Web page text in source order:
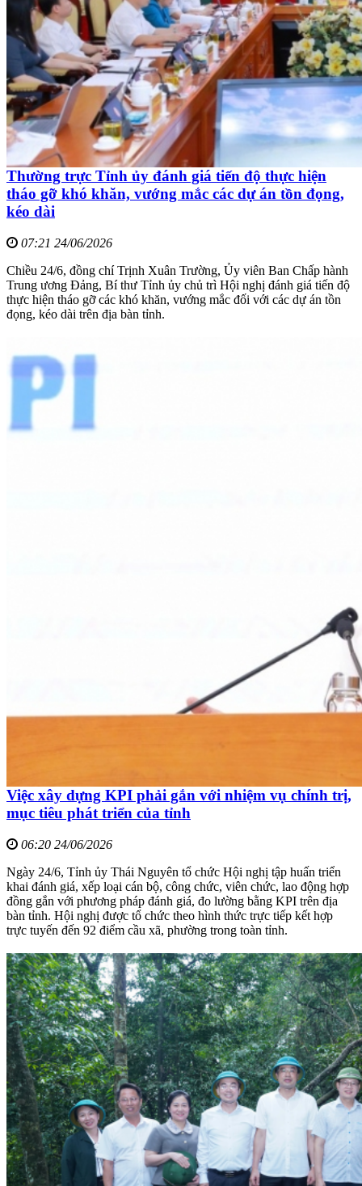
Thường trực Tỉnh ủy đánh giá tiến độ thực hiện
tháo gỡ khó khăn, vướng mắc các dự án tồn đọng,
kéo dài
07:21 24/06/2026
Chiều 24/6, đồng chí Trịnh Xuân Trường, Ủy viên Ban Chấp hành
Trung ương Đảng, Bí thư Tỉnh ủy chủ trì Hội nghị đánh giá tiến độ
thực hiện tháo gỡ các khó khăn, vướng mắc đối với các dự án tồn
đọng, kéo dài trên địa bàn tỉnh.
Việc xây dựng KPI phải gắn với nhiệm vụ chính trị,
mục tiêu phát triển của tỉnh
06:20 24/06/2026
Ngày 24/6, Tỉnh ủy Thái Nguyên tổ chức Hội nghị tập huấn triển
khai đánh giá, xếp loại cán bộ, công chức, viên chức, lao động hợp
đồng gắn với phương pháp đánh giá, đo lường bằng KPI trên địa
bàn tỉnh. Hội nghị được tổ chức theo hình thức trực tiếp kết hợp
trực tuyến đến 92 điểm cầu xã, phường trong toàn tỉnh.